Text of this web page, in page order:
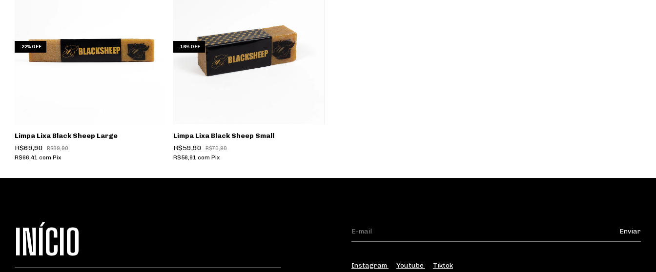
-22% OFF
Limpa Lixa Black Sheep Large
R$69,90
R$89,90
R$66,41 com Pix
-16% OFF
Limpa Lixa Black Sheep Small
R$59,90
R$70,90
R$56,91 com Pix
INÍCIO
Instagram Youtube Tiktok